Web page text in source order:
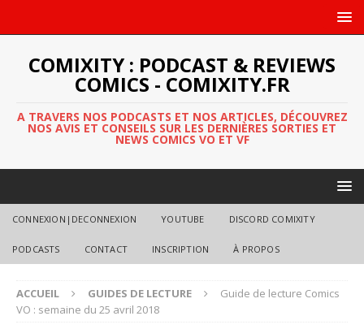
COMIXITY : PODCAST & REVIEWS
COMICS - COMIXITY.FR
A TRAVERS NOS PODCASTS ET NOS ARTICLES, DÉCOUVREZ
NOS AVIS ET CONSEILS SUR LES DERNIÈRES SORTIES ET
NEWS COMICS VO ET VF
CONNEXION|DECONNEXION YOUTUBE DISCORD COMIXITY
PODCASTS CONTACT INSCRIPTION À PROPOS
ACCUEIL GUIDES DE LECTURE
Guide de lecture Comics
VO : semaine du 25 avril 2018